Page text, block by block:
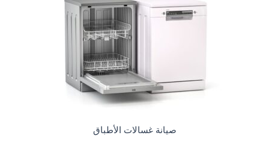
صيانة غسالات الأطباق